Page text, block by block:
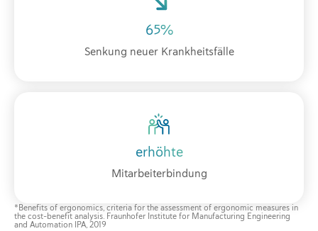
65%
Senkung neuer Krankheitsfälle
erhöhte
Mitarbeiterbindung
*Benefits of ergonomics, criteria for the assessment of ergonomic measures in
the cost-benefit analysis. Fraunhofer Institute for Manufacturing Engineering
and Automation IPA, 2019